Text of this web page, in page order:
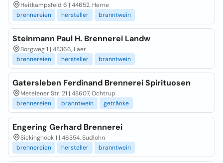
Heitkampsfeld 6 | 44652, Herne
brennereien
hersteller branntwein
Steinmann Paul H. Brennerei Landw
Borgweg 1 | 48366, Laer
brennereien
hersteller branntwein
Gatersleben Ferdinand Brennerei Spirituosen
Metelener Str. 21 | 48607, Ochtrup
brennereien
branntwein getränke
Engering Gerhard Brennerei
Sickinghook 1 | 46354, Südlohn
brennereien
hersteller branntwein